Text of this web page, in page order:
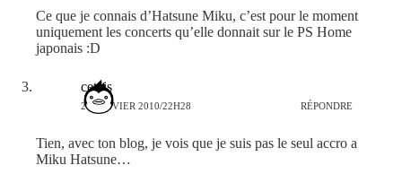
Ce que je connais d’Hatsune Miku, c’est pour le moment
uniquement les concerts qu’elle donnait sur le PS Home
japonais :D
cetais
26 JANVIER 2010/22H28 RÉPONDRE
Tien, avec ton blog, je vois que je suis pas le seul accro a
Miku Hatsune…